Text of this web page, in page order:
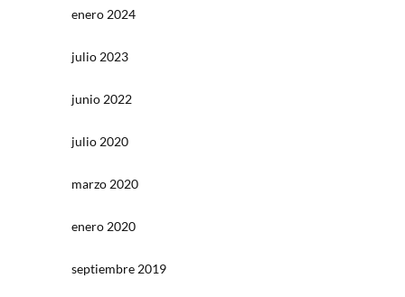
enero 2024
julio 2023
junio 2022
julio 2020
marzo 2020
enero 2020
septiembre 2019